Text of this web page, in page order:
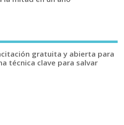
gratuita y abierta para
técnica clave para salvar